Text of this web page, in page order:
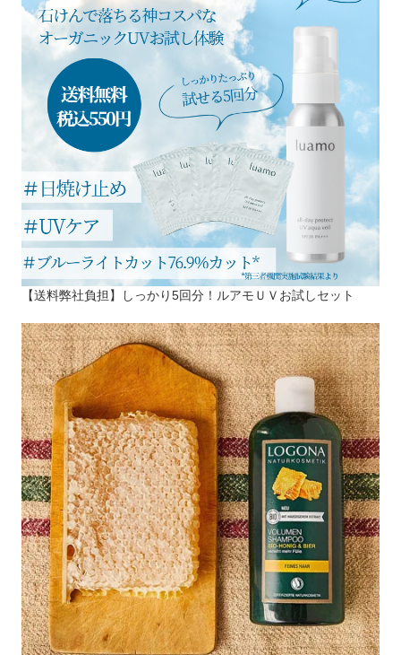
【送料弊社負担】しっかり5回分！ルアモＵＶお試しセット